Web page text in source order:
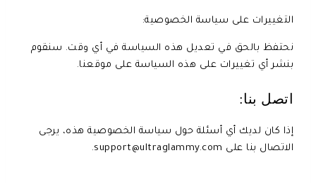
التغييرات على سياسة الخصوصية:
نحتفظ بالحق في تعديل هذه السياسة في أي وقت. سنقوم
بنشر أي تغييرات على هذه السياسة على موقعنا.
اتصل بنا:
إذا كان لديك أي أسئلة حول سياسة الخصوصية هذه، يرجى
الاتصال بنا على support@ultraglammy.com.